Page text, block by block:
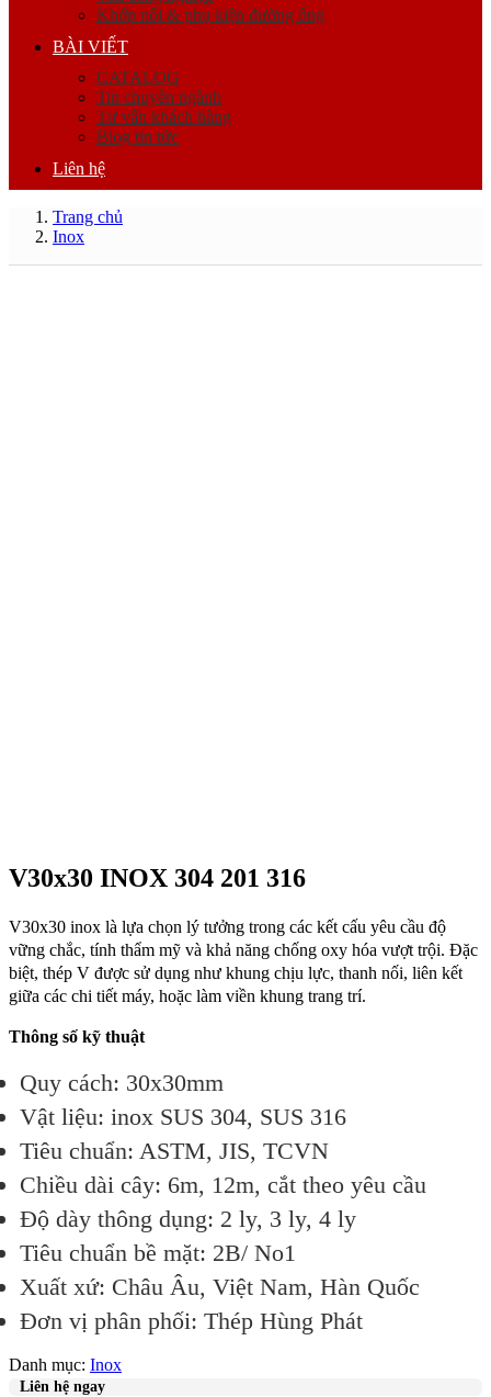
Khớp nối & phụ kiện đường ống
BÀI VIẾT
CATALOG
Tin chuyên ngành
Tư vấn khách hàng
Blog tin tức
Liên hệ
Trang chủ
Inox
V30x30 INOX 304 201 316
V30x30 inox là lựa chọn lý tưởng trong các kết cấu yêu cầu độ
vững chắc, tính thẩm mỹ và khả năng chống oxy hóa vượt trội. Đặc
biệt, thép V được sử dụng như khung chịu lực, thanh nối, liên kết
giữa các chi tiết máy, hoặc làm viền khung trang trí.
Thông số kỹ thuật
Quy cách: 30x30mm
Vật liệu: inox SUS 304, SUS 316
Tiêu chuẩn: ASTM, JIS, TCVN
Chiều dài cây: 6m, 12m, cắt theo yêu cầu
Độ dày thông dụng: 2 ly, 3 ly, 4 ly
Tiêu chuẩn bề mặt: 2B/ No1
Xuất xứ: Châu Âu, Việt Nam, Hàn Quốc
Đơn vị phân phối: Thép Hùng Phát
Danh mục: Inox
Liên hệ ngay